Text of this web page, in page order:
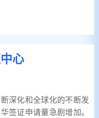
心
深化和全球化的不断发
签证申请量急剧增加。